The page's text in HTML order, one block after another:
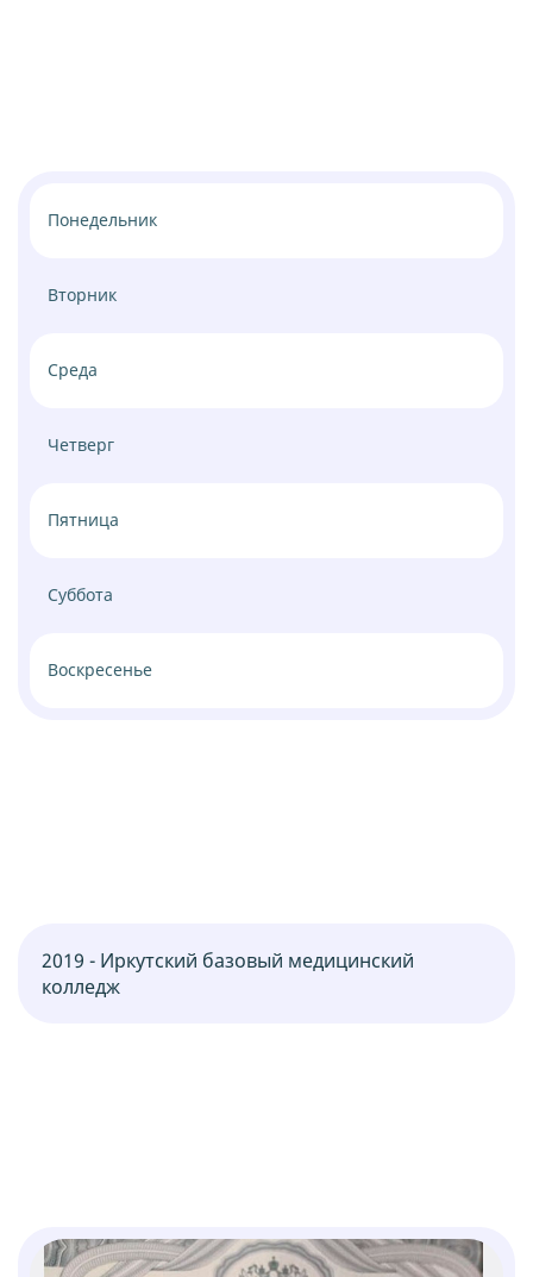
Понедельник
Вторник
Среда
Четверг
Пятница
Суббота
Воскресенье
2019 - Иркутский базовый медицинский
колледж